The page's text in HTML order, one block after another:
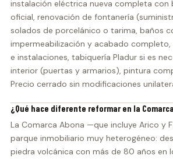
instalación eléctrica nueva completa con
oficial, renovación de fontanería
solados de porcelánico o tarima, baños
impermeabilización y acabado
e instalaciones, tabiquería Pladur si es
interior (puertas y armarios), pintura
Precio cerrado sin modificaciones
¿Qué hace diferente reformar en la
La Comarca Abona —que incluye Arico y
parque inmobiliario muy heterogéneo:
piedra volcánica con más de 80 años en